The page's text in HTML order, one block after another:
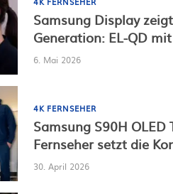
Samsung Display
Generation: EL-QD
6. Mai 2026
4K FERNSEHER
Samsung S90H
Fernseher setzt die
30. April 2026